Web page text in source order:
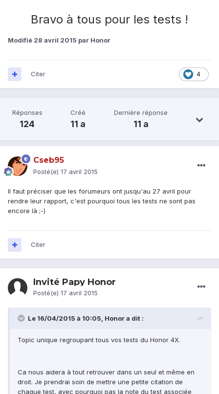
Bravo à tous pour les tests !
Modifié 28 avril 2015 par Honor
4
Citer
Réponses
124
Créé
11 a
Dernière réponse
11 a
Cseb95
Posté(e) 17 avril 2015
Il faut préciser que les forumeurs ont jusqu'au 27 avril pour
rendre leur rapport, c'est pourquoi tous les tests ne sont pas
encore là ;-)
Citer
Invité Papy Honor
Posté(e) 17 avril 2015
Le 16/04/2015 à 10:05, Honor a dit :
Topic unique regroupant tous vos tests du Honor 4X.
Ca nous aidera à tout retrouver dans un seul et même en
droit. Je prendrai soin de mettre une petite citation de
chaque test, avec pourquoi pas la note du test associée